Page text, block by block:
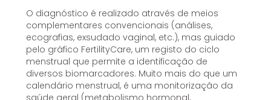
O diagnóstico é realizado através de meios
complementares convencionais (análises,
ecografias, exsudado vaginal, etc.), mas guiado
pelo gráfico FertilityCare, um registo do ciclo
menstrual que permite a identificação de
diversos biomarcadores. Muito mais do que um
calendário menstrual, é uma monitorização da